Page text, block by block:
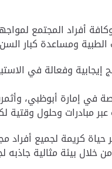
وفعالة في
في إمارة أبوظبي،
مبادرات وحلول وقتية
كريمة لجميع أفراد
خلال بيئة مثالية